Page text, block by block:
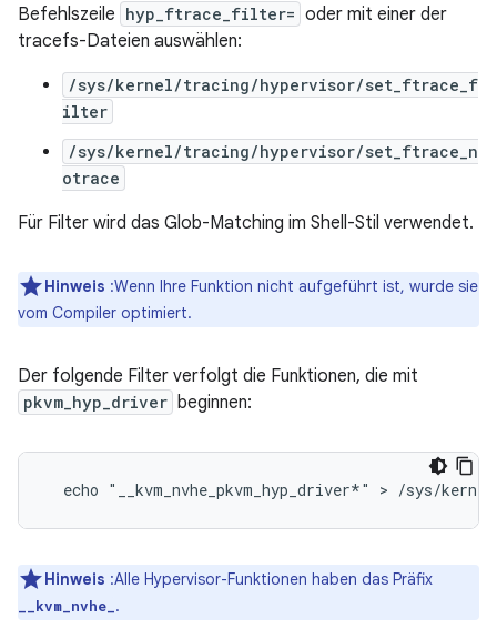
Befehlszeile hyp_ftrace_filter= oder mit einer der
tracefs-Dateien auswählen:
/sys/kernel/tracing/hypervisor/set_ftrace_f
ilter
/sys/kernel/tracing/hypervisor/set_ftrace_n
otrace
Für Filter wird das Glob-Matching im Shell-Stil verwendet.
Hinweis :Wenn Ihre Funktion nicht aufgeführt ist, wurde sie
vom Compiler optimiert.
Der folgende Filter verfolgt die Funktionen, die mit
pkvm_hyp_driver beginnen:
Hinweis :Alle Hypervisor-Funktionen haben das Präfix
__kvm_nvhe_ .